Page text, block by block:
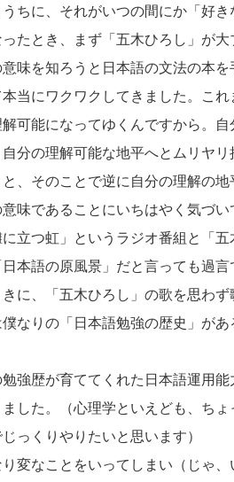
ちに、それがいつの間にか「好き
たとき、まず「五木ひろし」が大
味を知ろうと日本語の文法の本
当にワクワクしてきました。こ
可能になってゆくんですから。
分の理解可能な地平へとムリヤ
、そのことで逆に自分の理解の
味であることにいちはやく気づい
立つ虹」というラジオ番組と「
本語の原風景」だと言っても過
に、「五木ひろし」の歌を思わ
なりの「日本語勉強の歴史」が
強歴が育ててくれた日本語運用
した。（心理学といえども、ち
っくりやりたいと思います）
変なことをいってしまい（じゃ